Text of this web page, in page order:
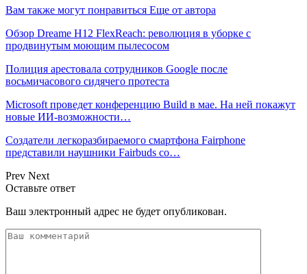
Вам также могут понравиться Еще от автора
Обзор Dreame H12 FlexReach: революция в уборке с
продвинутым моющим пылесосом
Полиция арестовала сотрудников Google после
восьмичасового сидячего протеста
Microsoft проведет конференцию Build в мае. На ней покажут
новые ИИ-возможности…
Создатели легкоразбираемого смартфона Fairphone
представили наушники Fairbuds со…
Prev Next
Оставьте ответ
Ваш электронный адрес не будет опубликован.